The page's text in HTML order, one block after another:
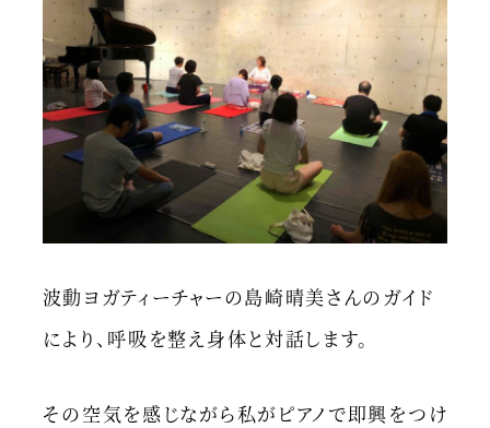
波動ヨガティーチャーの島崎晴美さんのガイド
により、呼吸を整え身体と対話します。
その空気を感じながら私がピアノで即興をつけ